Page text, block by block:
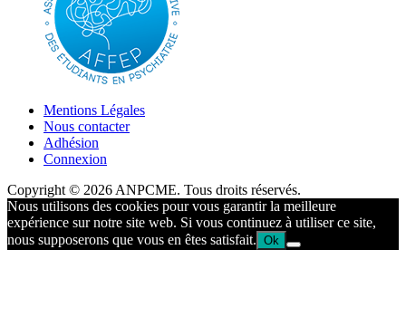
Mentions Légales
Nous contacter
Adhésion
Connexion
Copyright © 2026 ANPCME. Tous droits réservés.
Nous utilisons des cookies pour vous garantir la meilleure
expérience sur notre site web. Si vous continuez à utiliser ce site,
nous supposerons que vous en êtes satisfait. Ok